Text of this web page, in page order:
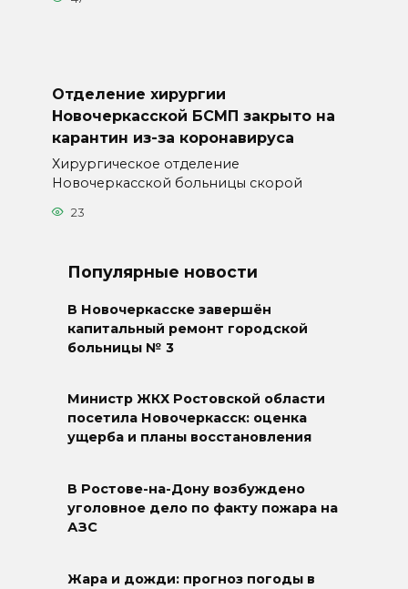
Отделение хирургии
Новочеркасской БСМП закрыто на
карантин из-за коронавируса
Хирургическое отделение
Новочеркасской больницы скорой
23
Популярные новости
В Новочеркасске завершён
капитальный ремонт городской
больницы № 3
Министр ЖКХ Ростовской области
посетила Новочеркасск: оценка
ущерба и планы восстановления
В Ростове-на-Дону возбуждено
уголовное дело по факту пожара на
АЗС
Жара и дожди: прогноз погоды в